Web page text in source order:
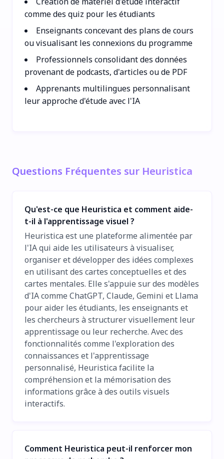
comme des quiz pour les étudiants
Enseignants concevant des plans de cours
ou visualisant les connexions du programme
Professionnels consolidant des données
provenant de podcasts, d'articles ou de PDF
Apprenants multilingues personnalisant
leur approche d'étude avec l'IA
Questions Fréquentes sur Heuristica
Qu'est-ce que Heuristica et comment aide-
t-il à l'apprentissage visuel ?
Heuristica est une plateforme alimentée par
l'IA qui aide les utilisateurs à visualiser,
organiser et développer des idées complexes
en utilisant des cartes conceptuelles et des
cartes mentales. Elle s'appuie sur des modèles
d'IA comme ChatGPT, Claude, Gemini et Llama
pour aider les étudiants, les enseignants et
les chercheurs à structurer visuellement leur
apprentissage ou leur recherche. Avec des
fonctionnalités comme l'exploration des
connaissances et l'apprentissage
personnalisé, Heuristica facilite la
compréhension et la mémorisation des
informations grâce à des outils visuels
interactifs.
Comment Heuristica peut-il renforcer mon